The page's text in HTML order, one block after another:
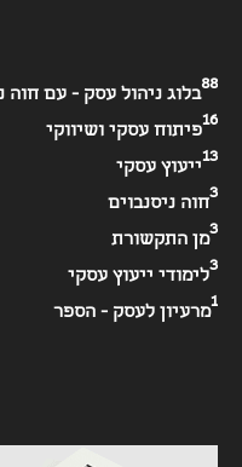
בלוג ניהול עסק - עם חוה
88
פיתוח עסקי ושיווקי
16
ייעוץ עסקי
13
חוה ניסנבוים
3
מן התקשורת
3
לימודי ייעוץ עסקי
3
מרעיון לעסק - הספר
1